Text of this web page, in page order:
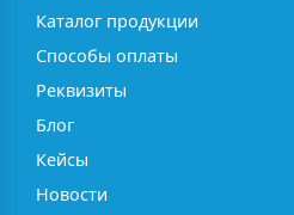
Каталог продукции
Способы оплаты
Реквизиты
Блог
Кейсы
Новости